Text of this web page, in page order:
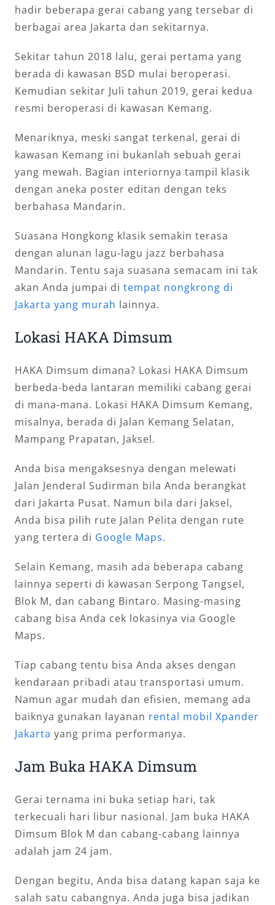
hadir beberapa gerai cabang yang tersebar di
berbagai area Jakarta dan sekitarnya.
Sekitar tahun 2018 lalu, gerai pertama yang
berada di kawasan BSD mulai beroperasi.
Kemudian sekitar Juli tahun 2019, gerai kedua
resmi beroperasi di kawasan Kemang.
Menariknya, meski sangat terkenal, gerai di
kawasan Kemang ini bukanlah sebuah gerai
yang mewah. Bagian interiornya tampil klasik
dengan aneka poster editan dengan teks
berbahasa Mandarin.
Suasana Hongkong klasik semakin terasa
dengan alunan lagu-lagu jazz berbahasa
Mandarin. Tentu saja suasana semacam ini tak
akan Anda jumpai di tempat nongkrong di
Jakarta yang murah lainnya.
Lokasi HAKA Dimsum
HAKA Dimsum dimana? Lokasi HAKA Dimsum
berbeda-beda lantaran memiliki cabang gerai
di mana-mana. Lokasi HAKA Dimsum Kemang,
misalnya, berada di Jalan Kemang Selatan,
Mampang Prapatan, Jaksel.
Anda bisa mengaksesnya dengan melewati
Jalan Jenderal Sudirman bila Anda berangkat
dari Jakarta Pusat. Namun bila dari Jaksel,
Anda bisa pilih rute Jalan Pelita dengan rute
yang tertera di Google Maps.
Selain Kemang, masih ada beberapa cabang
lainnya seperti di kawasan Serpong Tangsel,
Blok M, dan cabang Bintaro. Masing-masing
cabang bisa Anda cek lokasinya via Google
Maps.
Tiap cabang tentu bisa Anda akses dengan
kendaraan pribadi atau transportasi umum.
Namun agar mudah dan efisien, memang ada
baiknya gunakan layanan rental mobil Xpander
Jakarta yang prima performanya.
Jam Buka HAKA Dimsum
Gerai ternama ini buka setiap hari, tak
terkecuali hari libur nasional. Jam buka HAKA
Dimsum Blok M dan cabang-cabang lainnya
adalah jam 24 jam.
Dengan begitu, Anda bisa datang kapan saja ke
salah satu cabangnya. Anda juga bisa jadikan